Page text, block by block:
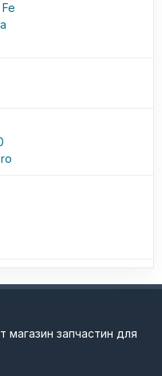
магазин запчастин для